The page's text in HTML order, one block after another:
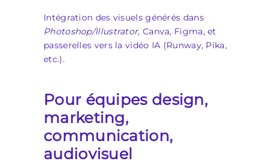
Intégration des visuels générés dans
Photoshop/Illustrator, Canva, Figma, et
passerelles vers la vidéo IA (Runway, Pika,
etc.).
Pour équipes design,
marketing,
communication,
audiovisuel